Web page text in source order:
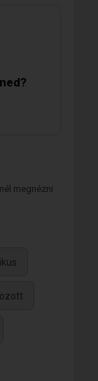
megnézni